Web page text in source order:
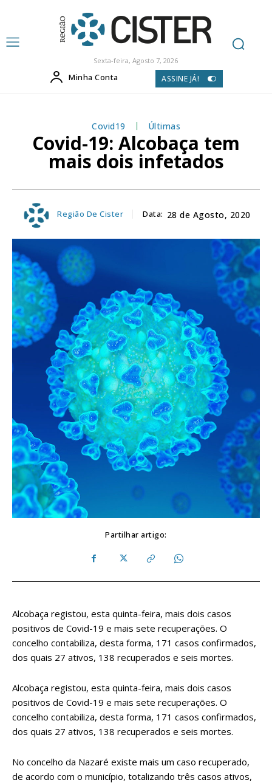
Sexta-feira, Agosto 7, 2026
Minha Conta ASSINE JÁ!
Covid19 Últimas
Covid-19: Alcobaça tem
mais dois infetados
Região De Cister Data: 28 de Agosto, 2020
Partilhar artigo:
Alcobaça registou, esta quinta-feira, mais dois casos
positivos de Covid-19 e mais sete recuperações. O
concelho contabiliza, desta forma, 171 casos confirmados,
dos quais 27 ativos, 138 recuperados e seis mortes.
Alcobaça registou, esta quinta-feira, mais dois casos
positivos de Covid-19 e mais sete recuperações. O
concelho contabiliza, desta forma, 171 casos confirmados,
dos quais 27 ativos, 138 recuperados e seis mortes.
No concelho da Nazaré existe mais um caso recuperado,
de acordo com o município, totalizando três casos ativos,